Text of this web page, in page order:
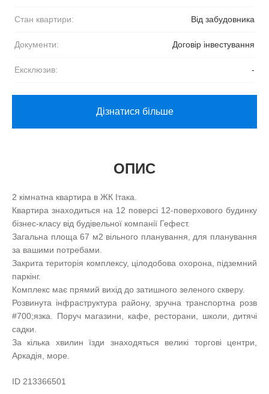
Стан квартири: Від забудовника
Документи: Договір інвестування
Ексклюзив: -
Дізнатися більше
ОПИС
2 кімнатна квартира в ЖК Ітака.
Квартира знаходиться на 12 поверсі 12-поверхового будинку
бізнес-класу від будівельної компанії Гефест.
Загальна площа 67 м2 вільного планування, для планування
за вашими потребами.
Закрита територія комплексу, цілодобова охорона, підземний
паркінг.
Комплекс має прямий вихід до затишного зеленого скверу.
Розвинута інфраструктура району, зручна транспортна розв
#700;язка. Поруч магазини, кафе, ресторани, школи, дитячі
садки.
За кілька хвилин їзди знаходяться великі торгові центри,
Аркадія, море.
ID 213366501